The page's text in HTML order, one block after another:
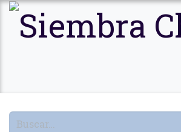
Ir al contenido